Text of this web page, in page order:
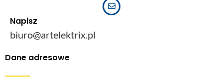
Napisz
biuro@artelektrix.pl
Dane adresowe